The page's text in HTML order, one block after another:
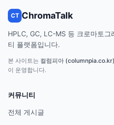
CT ChromaTalk
HPLC, GC, LC-MS 등 크로마토
티 플랫폼입니다.
본 사이트는 컬럼피아 (columnpia.co.kr)
이 운영합니다.
커뮤니티
전체 게시글